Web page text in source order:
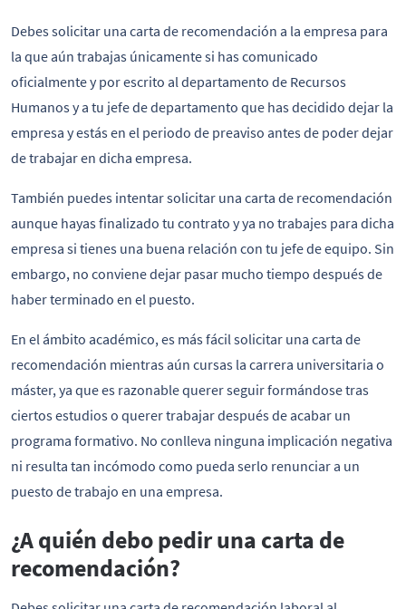
Debes solicitar una carta de recomendación a la empresa para
la que aún trabajas únicamente si has comunicado
oficialmente y por escrito al departamento de Recursos
Humanos y a tu jefe de departamento que has decidido dejar la
empresa y estás en el periodo de preaviso antes de poder dejar
de trabajar en dicha empresa.
También puedes intentar solicitar una carta de recomendación
aunque hayas finalizado tu contrato y ya no trabajes para dicha
empresa si tienes una buena relación con tu jefe de equipo. Sin
embargo, no conviene dejar pasar mucho tiempo después de
haber terminado en el puesto.
En el ámbito académico, es más fácil solicitar una carta de
recomendación mientras aún cursas la carrera universitaria o
máster, ya que es razonable querer seguir formándose tras
ciertos estudios o querer trabajar después de acabar un
programa formativo. No conlleva ninguna implicación negativa
ni resulta tan incómodo como pueda serlo renunciar a un
puesto de trabajo en una empresa.
¿A quién debo pedir una carta de
recomendación?